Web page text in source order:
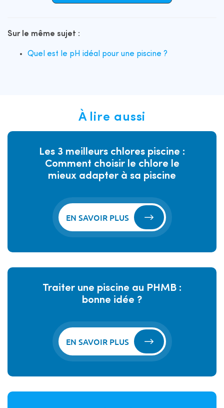
Sur le même sujet :
Quel est le pH idéal pour une piscine ?
À lire aussi
Les 3 meilleurs chlores piscine :
Comment choisir le chlore le
mieux adapter à sa piscine
EN SAVOIR PLUS
Traiter une piscine au PHMB :
bonne idée ?
EN SAVOIR PLUS